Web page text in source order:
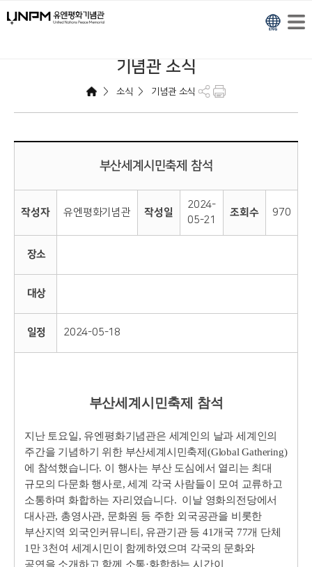
기념관 소식
> 소식 > 기념관 소식
부산세계시민축제 참석
작성자 유엔평화기념관 작성일
2024-
05-21
조회수 970
장소
대상
일정 2024-05-18
부산세계시민축제 참석
지난 토요일, 유엔평화기념관은 세계인의 날과 세계인의
주간을 기념하기 위한 부산세계시민축제(Global Gathering)
에 참석했습니다. 이 행사는 부산 도심에서 열리는 최대
규모의 다문화 행사로, 세계 각국 사람들이 모여 교류하고
소통하며 화합하는 자리였습니다. 이날 영화의전당에서
대사관, 총영사관, 문화원 등 주한 외국공관을 비롯한
부산지역 외국인커뮤니티, 유관기관 등 41개국 77개 단체
1만 3천여 세계시민이 함께하였으며 각국의 문화와
공연을 소개하고 함께 소통·화합하는 시간이